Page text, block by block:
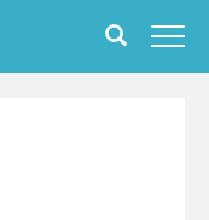
Toggle
search
form